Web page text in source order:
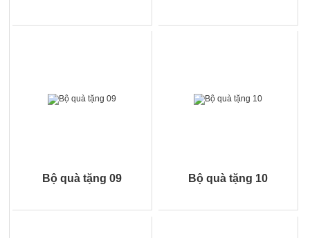
Bộ quà tặng 09 Bộ quà tặng 10